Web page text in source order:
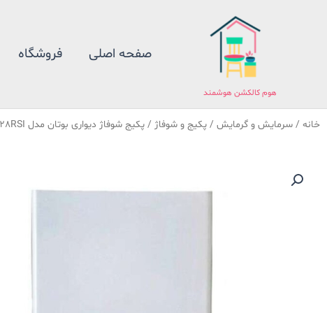
هوم کالکشن هوشمند
صفحه اصلی فروشگاه
خانه / سرمایش و گرمایش / پکیج و شوفاژ / پکیج شوفاژ دیواری بوتان مدل Perlapro28RSI